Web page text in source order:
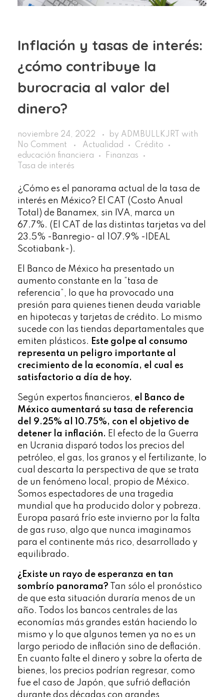
Inflación y tasas de interés:
¿cómo contribuye la
burocracia al valor del
dinero?
noviembre 24, 2022 by ADMBULLKJRT with
No Comment
Actualidad
Crédito
educación financiera
Finanzas
Tasa de interés
¿Cómo es el panorama actual de la tasa de
interés en México? El CAT (Costo Anual
Total) de Banamex, sin IVA, marca un
67.7%. (El CAT de las distintas tarjetas va del
23.5% -Banregio- al 107.9% -IDEAL
Scotiabank-).
El Banco de México ha presentado un
aumento constante en la “tasa de
referencia”, lo que ha provocado una
presión para quienes tienen deuda variable
en hipotecas y tarjetas de crédito. Lo mismo
sucede con las tiendas departamentales que
emiten plásticos. Este golpe al consumo
representa un peligro importante al
crecimiento de la economía, el cual es
satisfactorio a día de hoy.
Según expertos financieros, el Banco de
México aumentará su tasa de referencia
del 9.25% al 10.75%, con el objetivo de
detener la inflación. El efecto de la Guerra
en Ucrania disparó todos los precios del
petróleo, el gas, los granos y el fertilizante, lo
cual descarta la perspectiva de que se trata
de un fenómeno local, propio de México.
Somos espectadores de una tragedia
mundial que ha producido dolor y pobreza.
Europa pasará frío este invierno por la falta
de gas ruso, algo que nunca imaginamos
para el continente más rico, desarrollado y
equilibrado.
¿Existe un rayo de esperanza en tan
sombrío panorama? Tan sólo el pronóstico
de que esta situación duraría menos de un
año. Todos los bancos centrales de las
economías más grandes están haciendo lo
mismo y lo que algunos temen ya no es un
largo periodo de inflación sino de deflación.
En cuanto falte el dinero y sobre la oferta de
bienes, los precios podrían regresar, como
fue el caso de Japón, que sufrió deflación
durante dos décadas con grandes